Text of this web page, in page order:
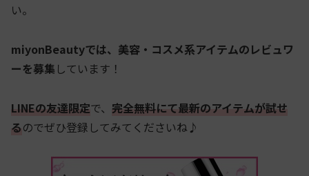
い。
miyonBeautyでは、美容・コスメ系アイテムのレビュワ
ーを募集 しています！
LINEの友達限定で、 完全無料にて最新のアイテムが試せ
るのでぜひ登録してみてくださいね♪